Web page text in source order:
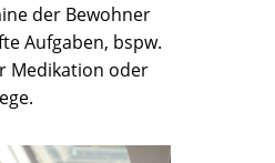
der Bewohner
Aufgaben, bspw.
Medikation oder